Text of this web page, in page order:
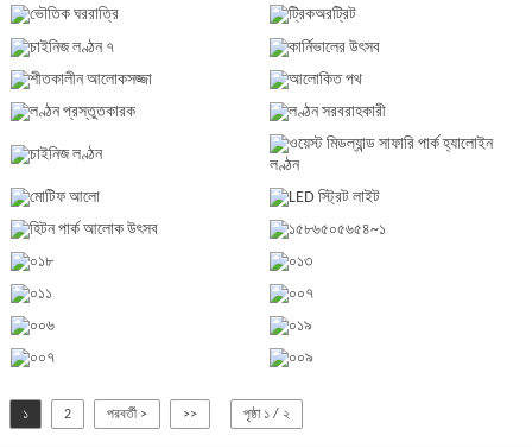
১ 2 পরবর্তী > >> পৃষ্ঠা ১ / ২